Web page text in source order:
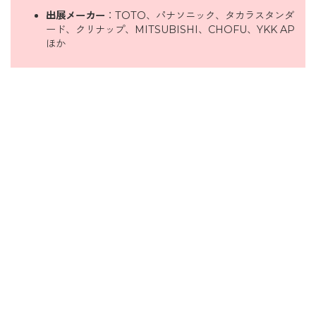
出展メーカー ：TOTO、パナソニック、タカラスタンダ
ード、クリナップ、MITSUBISHI、CHOFU、YKK AP
ほか